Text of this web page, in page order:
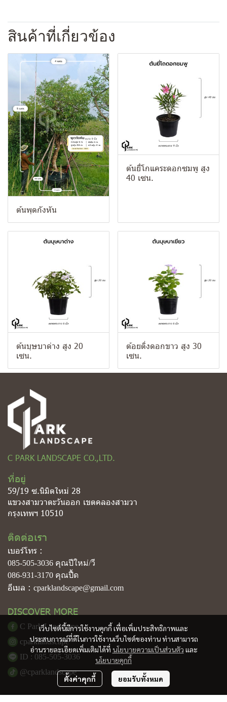
สินค้าที่เกี่ยวข้อง
ต้นพุดกังหัน
ต้นยี่โกแคระดอกซมพู สูง
40 เซน.
ต้นบุษบาด่าง สูง 20
เซน.
ต้อยติ่งดอกขาว สูง 30
เซน.
เว็บไซต์นี้มีการใช้งานคุกกี้ เพื่อเพิ่มประสิทธิภาพและ
ประสบการณ์ที่ดีในการใช้งานเว็บไซต์ของท่าน ท่านสามารถ
อ่านรายละเอียดเพิ่มเติมได้ที่ นโยบายความเป็นส่วนตัว และ
นโยบายคุกกี้
ตั้งค่าคุกกี้ ยอมรับทั้งหมด
C PARK LANDSCAPE CO.,LTD.
ที่อยู่
59/19 ซ.นิมิตใหม่ 28
แขวงสามวาตะวันออก เขตคลองสามวา
กรุงเทพฯ 10510
ติดต่อเรา
เบอร์โทร :
085-505-3036 คุณปีใหม่/วี
086-931-3170 คุณปื้ด
อีเมล : cparklandscape@gmail.com
DISCOVER MORE
C Park Landscape
cparklandscape
ID : 085-505-3036
@cparklandscape